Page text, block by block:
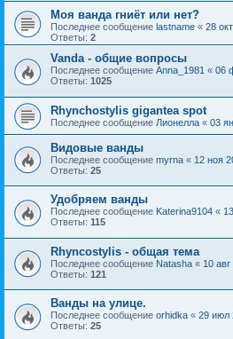
Моя ванда гниёт или нет?
Последнее сообщение lastname « 28
Ответы: 2
Vanda - общие вопросы
Последнее сообщение Anna_1981 « 06
Ответы: 1025
Rhynchostylis gigantea spot
Последнее сообщение Лионелла « 03
Видовые ванды
Последнее сообщение myrna « 12 ноя
Ответы: 25
Удобряем ванды
Последнее сообщение Katerina9104 «
Ответы: 115
Rhyncostylis - общая тема
Последнее сообщение Natasha « 10
Ответы: 121
Ванды на улице.
Последнее сообщение orhidka « 29 июл
Ответы: 25